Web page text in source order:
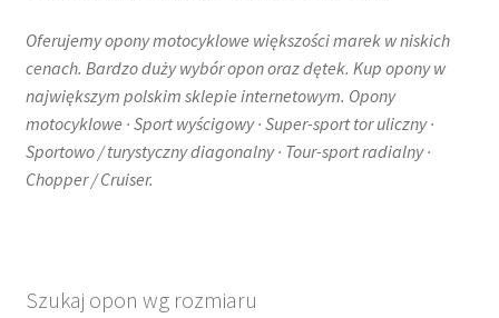
Oferujemy opony motocyklowe większości marek w niskich
cenach. Bardzo duży wybór opon oraz dętek. Kup opony w
największym polskim sklepie internetowym. Opony
motocyklowe · Sport wyścigowy · Super-sport tor uliczny ·
Sportowo / turystyczny diagonalny · Tour-sport radialny ·
Chopper / Cruiser.
Szukaj opon wg rozmiaru